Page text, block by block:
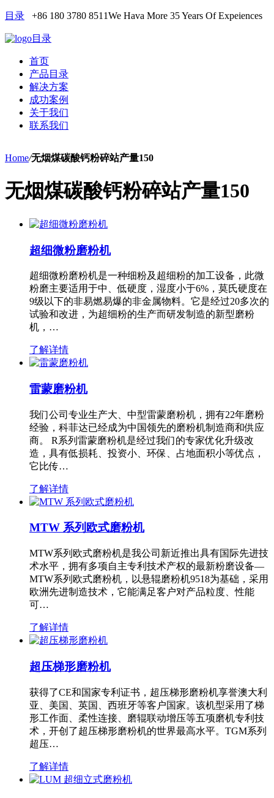
目录 +86 180 3780 8511We Hava More 35 Years Of Expeiences
目录
首页
产品目录
解决方案
成功案例
关于我们
联系我们
Home/无烟煤碳酸钙粉碎站产量150
无烟煤碳酸钙粉碎站产量150
超细微粉磨粉机
超细微粉磨粉机是一种细粉及超细粉的加工设备，此微
粉磨主要适用于中、低硬度，湿度小于6%，莫氏硬度在
9级以下的非易燃易爆的非金属物料。它是经过20多次的
试验和改进，为超细粉的生产而研发制造的新型磨粉
机，…
了解详情
雷蒙磨粉机
我们公司专业生产大、中型雷蒙磨粉机，拥有22年磨粉
经验，科菲达已经成为中国领先的磨粉机制造商和供应
商。 R系列雷蒙磨粉机是经过我们的专家优化升级改
造，具有低损耗、投资小、环保、占地面积小等优点，
它比传…
了解详情
MTW 系列欧式磨粉机
MTW系列欧式磨粉机是我公司新近推出具有国际先进技
术水平，拥有多项自主专利技术产权的最新粉磨设备—
MTW系列欧式磨粉机，以悬辊磨粉机9518为基础，采用
欧洲先进制造技术，它能满足客户对产品粒度、性能
可…
了解详情
超压梯形磨粉机
获得了CE和国家专利证书，超压梯形磨粉机享誉澳大利
亚、美国、英国、西班牙等客户国家。该机型采用了梯
形工作面、柔性连接、磨辊联动增压等五项磨机专利技
术，开创了超压梯形磨粉机的世界最高水平。TGM系列
超压…
了解详情